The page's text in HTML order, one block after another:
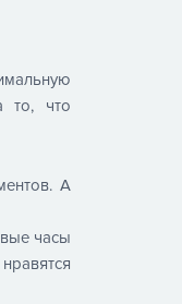
то, что
А
часы